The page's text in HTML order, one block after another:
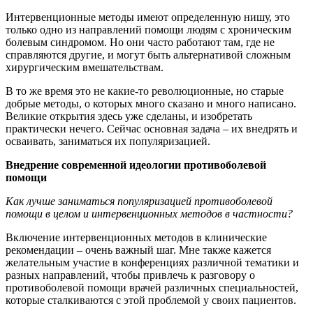
Интервенционные методы имеют определенную нишу, это
только одно из направлений помощи людям с хроническим
болевым синдромом. Но они часто работают там, где не
справляются другие, и могут быть альтернативой сложным
хирургическим вмешательствам.
В то же время это не какие-то революционные, но старые
добрые методы, о которых много сказано и много написано.
Великие открытия здесь уже сделаны, и изобретать
практически нечего. Сейчас основная задача – их внедрять и
осваивать, заниматься их популяризацией.
Внедрение современной идеологии противоболевой
помощи
Как лучше заниматься популяризацией противоболевой
помощи в целом и интервенционных методов в частности?
Включение интервенционных методов в клинические
рекомендации – очень важный шаг. Мне также кажется
желательным участие в конференциях различной тематики и
разных направлений, чтобы привлечь к разговору о
противоболевой помощи врачей различных специальностей,
которые сталкиваются с этой проблемой у своих пациентов.